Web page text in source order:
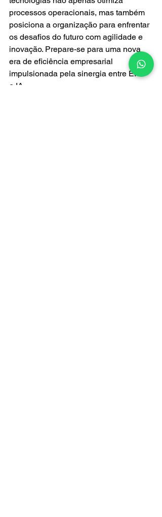
processos operacionais, mas também
posiciona a organização para enfrentar
os desafios do futuro com agilidade e
inovação. Prepare-se para uma nova
era de eficiência empresarial
impulsionada pela sinergia entre ERP
e IA.